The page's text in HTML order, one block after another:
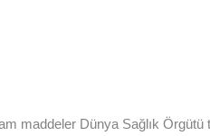
maddeler Dünya Sağlık Örgütü